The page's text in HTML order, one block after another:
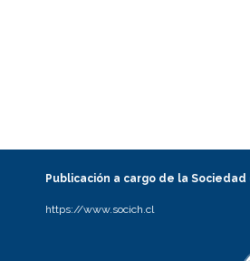
Publicación a cargo de la
https://www.socich.cl